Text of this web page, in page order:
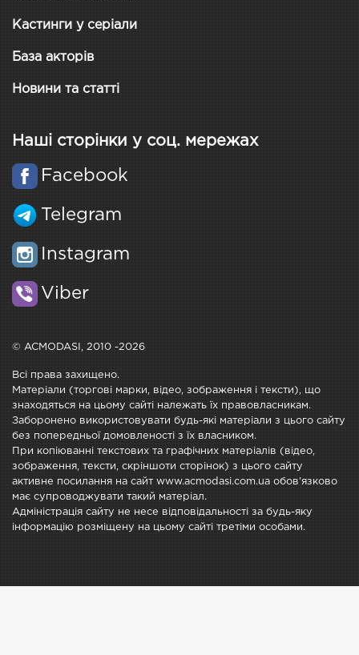
Кастинги у серіали
База акторів
Новини та статті
Наші сторінки у соц. мережах
Facebook
Telegram
Instagram
Viber
© ACMODASI, 2010 -2026
Всі права захищено.
Матеріали (торгові марки, відео, зображення і тексти), що
знаходяться на цьому сайті належать їх правовласникам.
Заборонено використовувати будь-які матеріали з цього сайту
без попередньої домовленості з їх власником.
При копіюванні текстових та графічних матеріалів (відео,
зображення, тексти, скріншоти сторінок) з цього сайту
активне посилання на сайт www.acmodasi.com.ua обов'язково
має супроводжувати такий матеріал.
Адміністрація сайту не несе відповідальності за будь-яку
інформацію розміщену на цьому сайті третіми особами.